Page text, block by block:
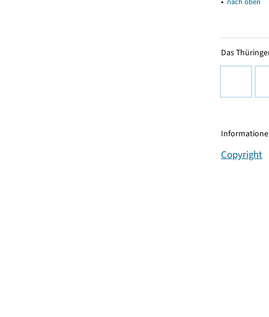
Das
Copyright